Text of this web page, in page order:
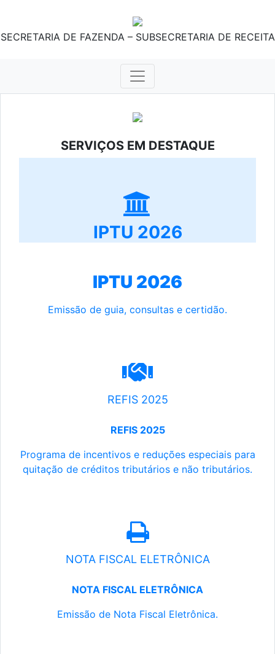
SECRETARIA DE FAZENDA – SUBSECRETARIA DE RECEITA
SERVIÇOS EM DESTAQUE
IPTU 2026
IPTU 2026
Emissão de guia, consultas e certidão.
REFIS 2025
REFIS 2025
Programa de incentivos e reduções especiais para
quitação de créditos tributários e não tributários.
NOTA FISCAL ELETRÔNICA
NOTA FISCAL ELETRÔNICA
Emissão de Nota Fiscal Eletrônica.